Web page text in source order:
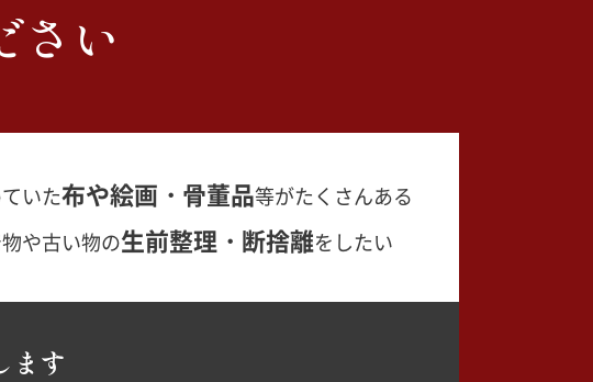
さい
いた布や絵画・骨董品等がたくさんある
や古い物の生前整理・断捨離をしたい
ます